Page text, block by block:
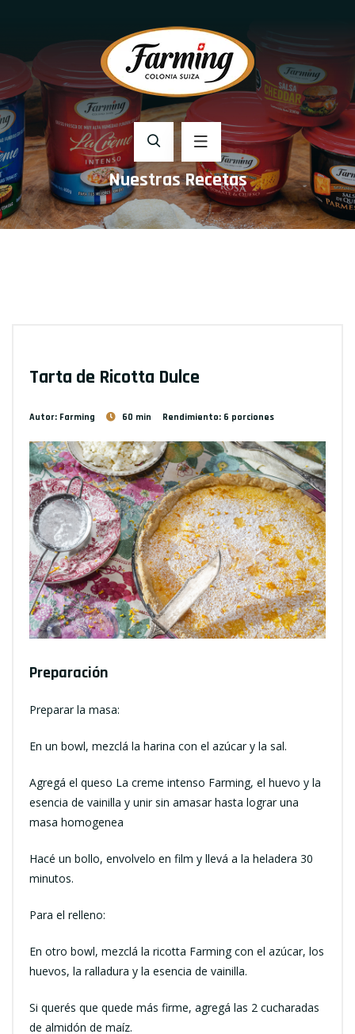
Nuestras Recetas
Tarta de Ricotta Dulce
Autor: Farming 60 min Rendimiento: 6 porciones
Preparación
Preparar la masa:
En un bowl, mezclá la harina con el azúcar y la sal.
Agregá el queso La creme intenso Farming, el huevo y la
esencia de vainilla y unir sin amasar hasta lograr una
masa homogenea
Hacé un bollo, envolvelo en film y llevá a la heladera 30
minutos.
Para el relleno:
En otro bowl, mezclá la ricotta Farming con el azúcar, los
huevos, la ralladura y la esencia de vainilla.
Si querés que quede más firme, agregá las 2 cucharadas
de almidón de maíz.